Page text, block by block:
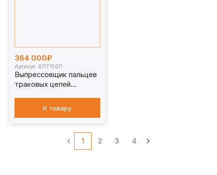
364 000₽
Артикул: ВПТ150П
Выпрессовщик пальцев
траковых цепей
К товару
1 2 3 4